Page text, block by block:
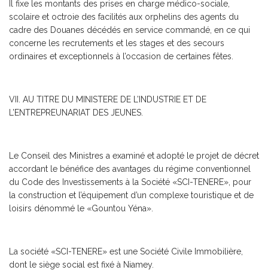
Il fixe les montants des prises en charge médico-sociale,
scolaire et octroie des facilités aux orphelins des agents du
cadre des Douanes décédés en service commandé, en ce qui
concerne les recrutements et les stages et des secours
ordinaires et exceptionnels à l’occasion de certaines fêtes.
VII. AU TITRE DU MINISTERE DE L’INDUSTRIE ET DE
L’ENTREPREUNARIAT DES JEUNES.
Le Conseil des Ministres a examiné et adopté le projet de décret
accordant le bénéfice des avantages du régime conventionnel
du Code des Investissements à la Société «SCI-TENERE», pour
la construction et l’équipement d’un complexe touristique et de
loisirs dénommé le «Gountou Yéna».
La société «SCI-TENERE» est une Société Civile Immobilière,
dont le siège social est fixé à Niamey.